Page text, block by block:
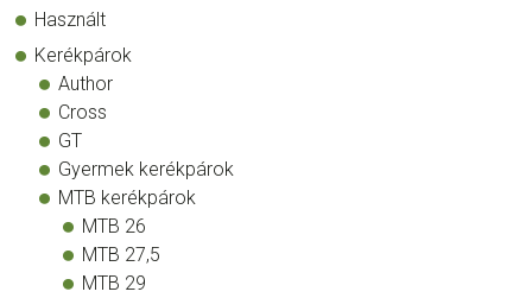
Használt
Kerékpárok
Author
Cross
GT
Gyermek kerékpárok
MTB kerékpárok
MTB 26
MTB 27,5
MTB 29